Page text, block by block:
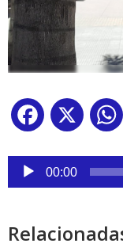
Facebook
X
Reproductor
audio
00:00